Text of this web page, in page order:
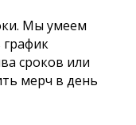
Мы умеем
сроков или
мерч в день